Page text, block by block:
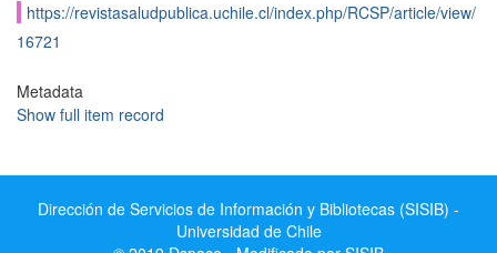
https://revistasaludpublica.uchile.cl/index.php/RCSP/article/view/
16721
Metadata
Show full item record
Dirección de Servicios de Información y Bibliotecas (SISIB) -
Universidad de Chile